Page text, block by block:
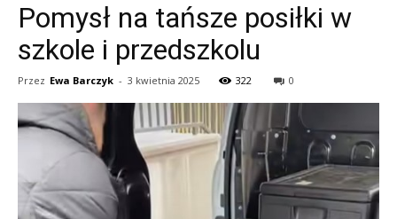
Pomysł na tańsze posiłki w
szkole i przedszkolu
Przez Ewa Barczyk - 3 kwietnia 2025 322 0